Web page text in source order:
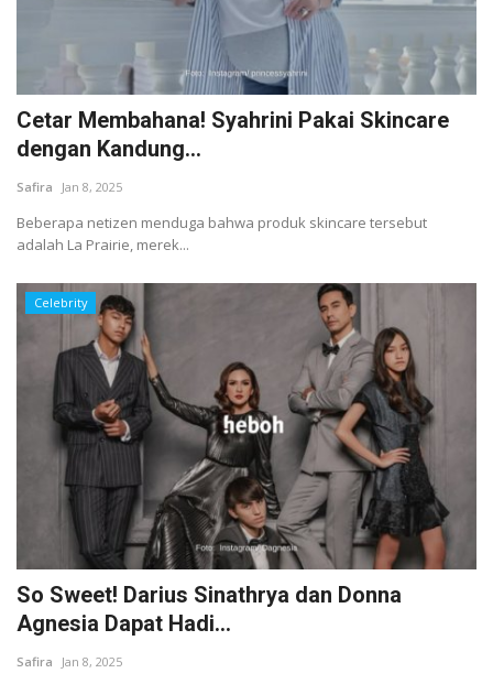
Cetar Membahana! Syahrini Pakai Skincare
dengan Kandung...
Safira Jan 8, 2025
Beberapa netizen menduga bahwa produk skincare tersebut
adalah La Prairie, merek...
Celebrity
So Sweet! Darius Sinathrya dan Donna
Agnesia Dapat Hadi...
Safira Jan 8, 2025